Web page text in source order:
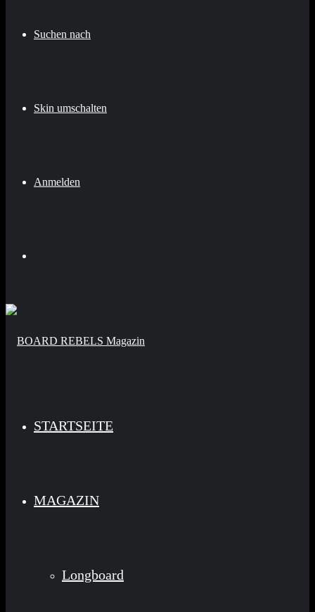
Suchen nach
Skin umschalten
Anmelden
STARTSEITE
MAGAZIN
Longboard